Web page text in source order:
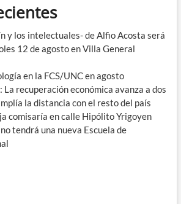
y los intelectuales- de Alfio Acosta será
12 de agosto en Villa General
en la FCS/UNC en agosto
recuperación económica avanza a dos
la distancia con el resto del país
comisaría en calle Hipólito Yrigoyen
tendrá una nueva Escuela de